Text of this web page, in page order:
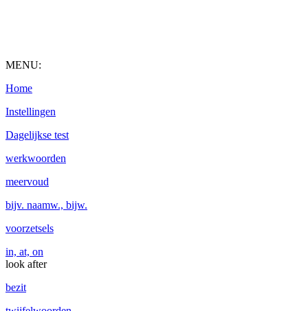
MENU:
Home
Instellingen
Dagelijkse test
werkwoorden
meervoud
bijv. naamw., bijw.
voorzetsels
in, at, on
look after
bezit